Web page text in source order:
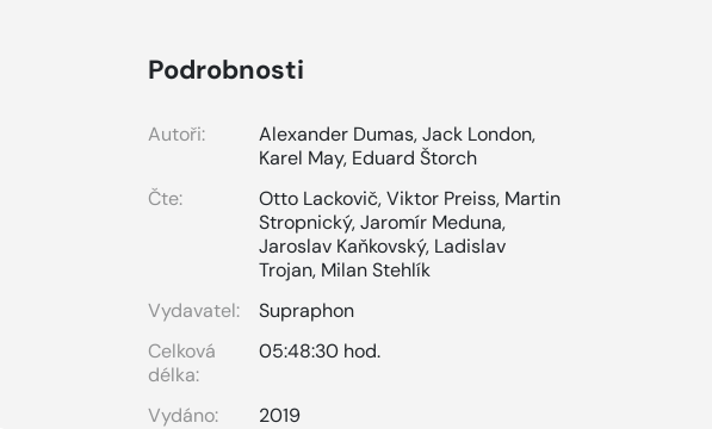
Podrobnosti
Autoři: Alexander Dumas,Jack London,
Karel May, Eduard Štorch
Čte:
Otto Lackovič,Viktor Preiss, Martin
Stropnický,Jaromír Meduna,
Jaroslav Kaňkovský, Ladislav
Trojan, Milan Stehlík
Vydavatel:
Supraphon
Celková
délka:
05:48:30 hod.
Vydáno:
2019